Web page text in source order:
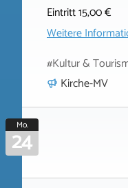
Eintritt 15,00 €
Weitere
#Kultur &
Kirche-MV
Mo.
24